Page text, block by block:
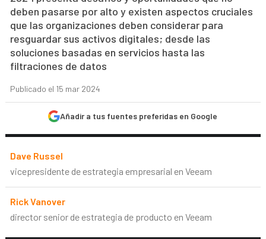
deben pasarse por alto y existen aspectos cruciales
que las organizaciones deben considerar para
resguardar sus activos digitales; desde las
soluciones basadas en servicios hasta las
filtraciones de datos
Publicado el 15 mar 2024
Añadir a tus fuentes preferidas en Google
Dave Russel
vicepresidente de estrategia empresarial en Veeam
Rick Vanover
director senior de estrategia de producto en Veeam